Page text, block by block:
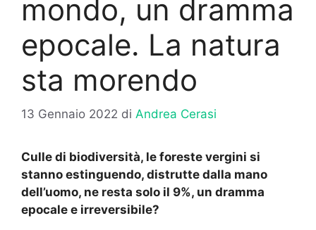
mondo, un dramma
epocale. La natura
sta morendo
13 Gennaio 2022 di Andrea Cerasi
Culle di biodiversità, le foreste vergini si
stanno estinguendo, distrutte dalla mano
dell’uomo, ne resta solo il 9%, un dramma
epocale e irreversibile?